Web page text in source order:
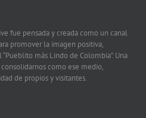
fue pensada y creada como un canal
promover la imagen positiva,
más Lindo de Colombia”. Una
como ese medio,
de propios y visitantes.